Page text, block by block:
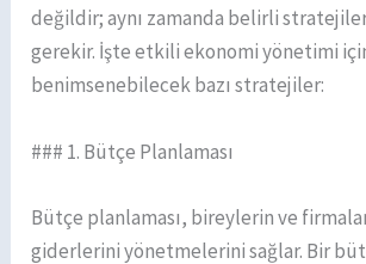
değildir; aynı zamanda belirli
gerekir. İşte etkili ekonomi yönetimi
benimsenebilecek bazı stratejiler:
### 1. Bütçe Planlaması
Bütçe planlaması, bireylerin ve
giderlerini yönetmelerini sağlar. Bir